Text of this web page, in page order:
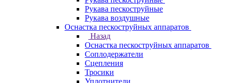
Рукава пескоструйные
Рукава воздушные
Оснастка пескоструйных аппаратов
Назад
Оснастка пескоструйных аппаратов
Соплодержатели
Сцепления
Тросики
Уплотнители